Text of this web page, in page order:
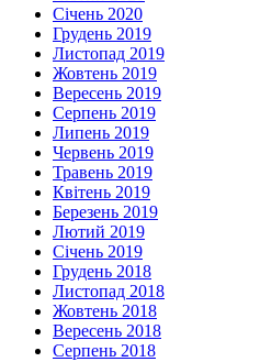
Січень 2020
Грудень 2019
Листопад 2019
Жовтень 2019
Вересень 2019
Серпень 2019
Липень 2019
Червень 2019
Травень 2019
Квітень 2019
Березень 2019
Лютий 2019
Січень 2019
Грудень 2018
Листопад 2018
Жовтень 2018
Вересень 2018
Серпень 2018